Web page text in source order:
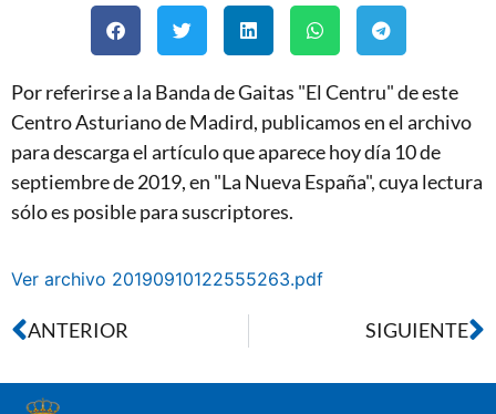
Por referirse a la Banda de Gaitas "El Centru" de este
Centro Asturiano de Madird, publicamos en el archivo
para descarga el artículo que aparece hoy día 10 de
septiembre de 2019, en "La Nueva España", cuya lectura
sólo es posible para suscriptores.
Ver archivo 20190910122555263.pdf
ANTERIOR SIGUIENTE